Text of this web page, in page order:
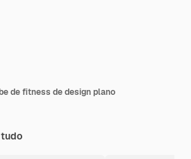
de fitness de design plano